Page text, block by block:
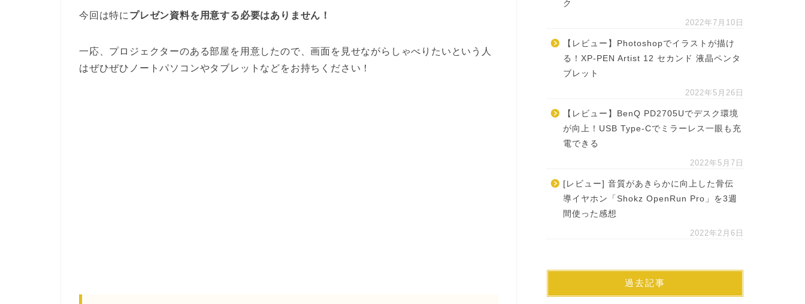
今回は特に プレゼン資料を用意する必要はありません！
一応、プロジェクターのある部屋を用意したので、画面を見せながらしゃべりたいという人
はぜひぜひノートパソコンやタブレットなどをお持ちください！
ク
2022年7月10日
【レビュー】Photoshopでイラストが描け
る！XP-PEN Artist 12 セカンド 液晶ペンタ
ブレット
2022年5月26日
【レビュー】BenQ PD2705Uでデスク環境
が向上！USB Type-Cでミラーレス一眼も充
電できる
2022年5月7日
[レビュー] 音質があきらかに向上した骨伝
導イヤホン「Shokz OpenRun Pro」を3週
間使った感想
2022年2月6日
過去記事